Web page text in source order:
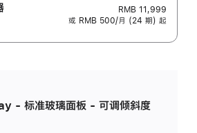
RMB 11,999
或 RMB 500/月 (24 期) 起
- 标准玻璃面板 - 可调倾斜度